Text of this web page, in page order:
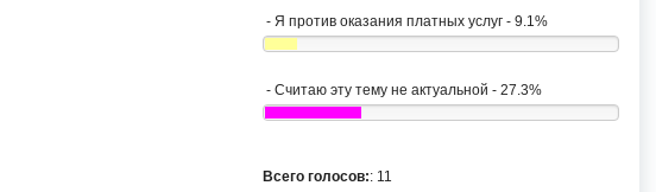
- Я против оказания платных услуг - 9.1%
- Считаю эту тему не актуальной - 27.3%
Всего голосов:: 11